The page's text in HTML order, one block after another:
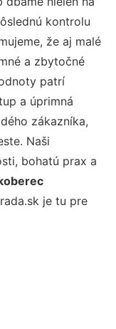
kontrolu
že aj malé
a zbytočné
patrí
a úprimná
zákazníka,
Naši
bohatú prax a
je tu pre